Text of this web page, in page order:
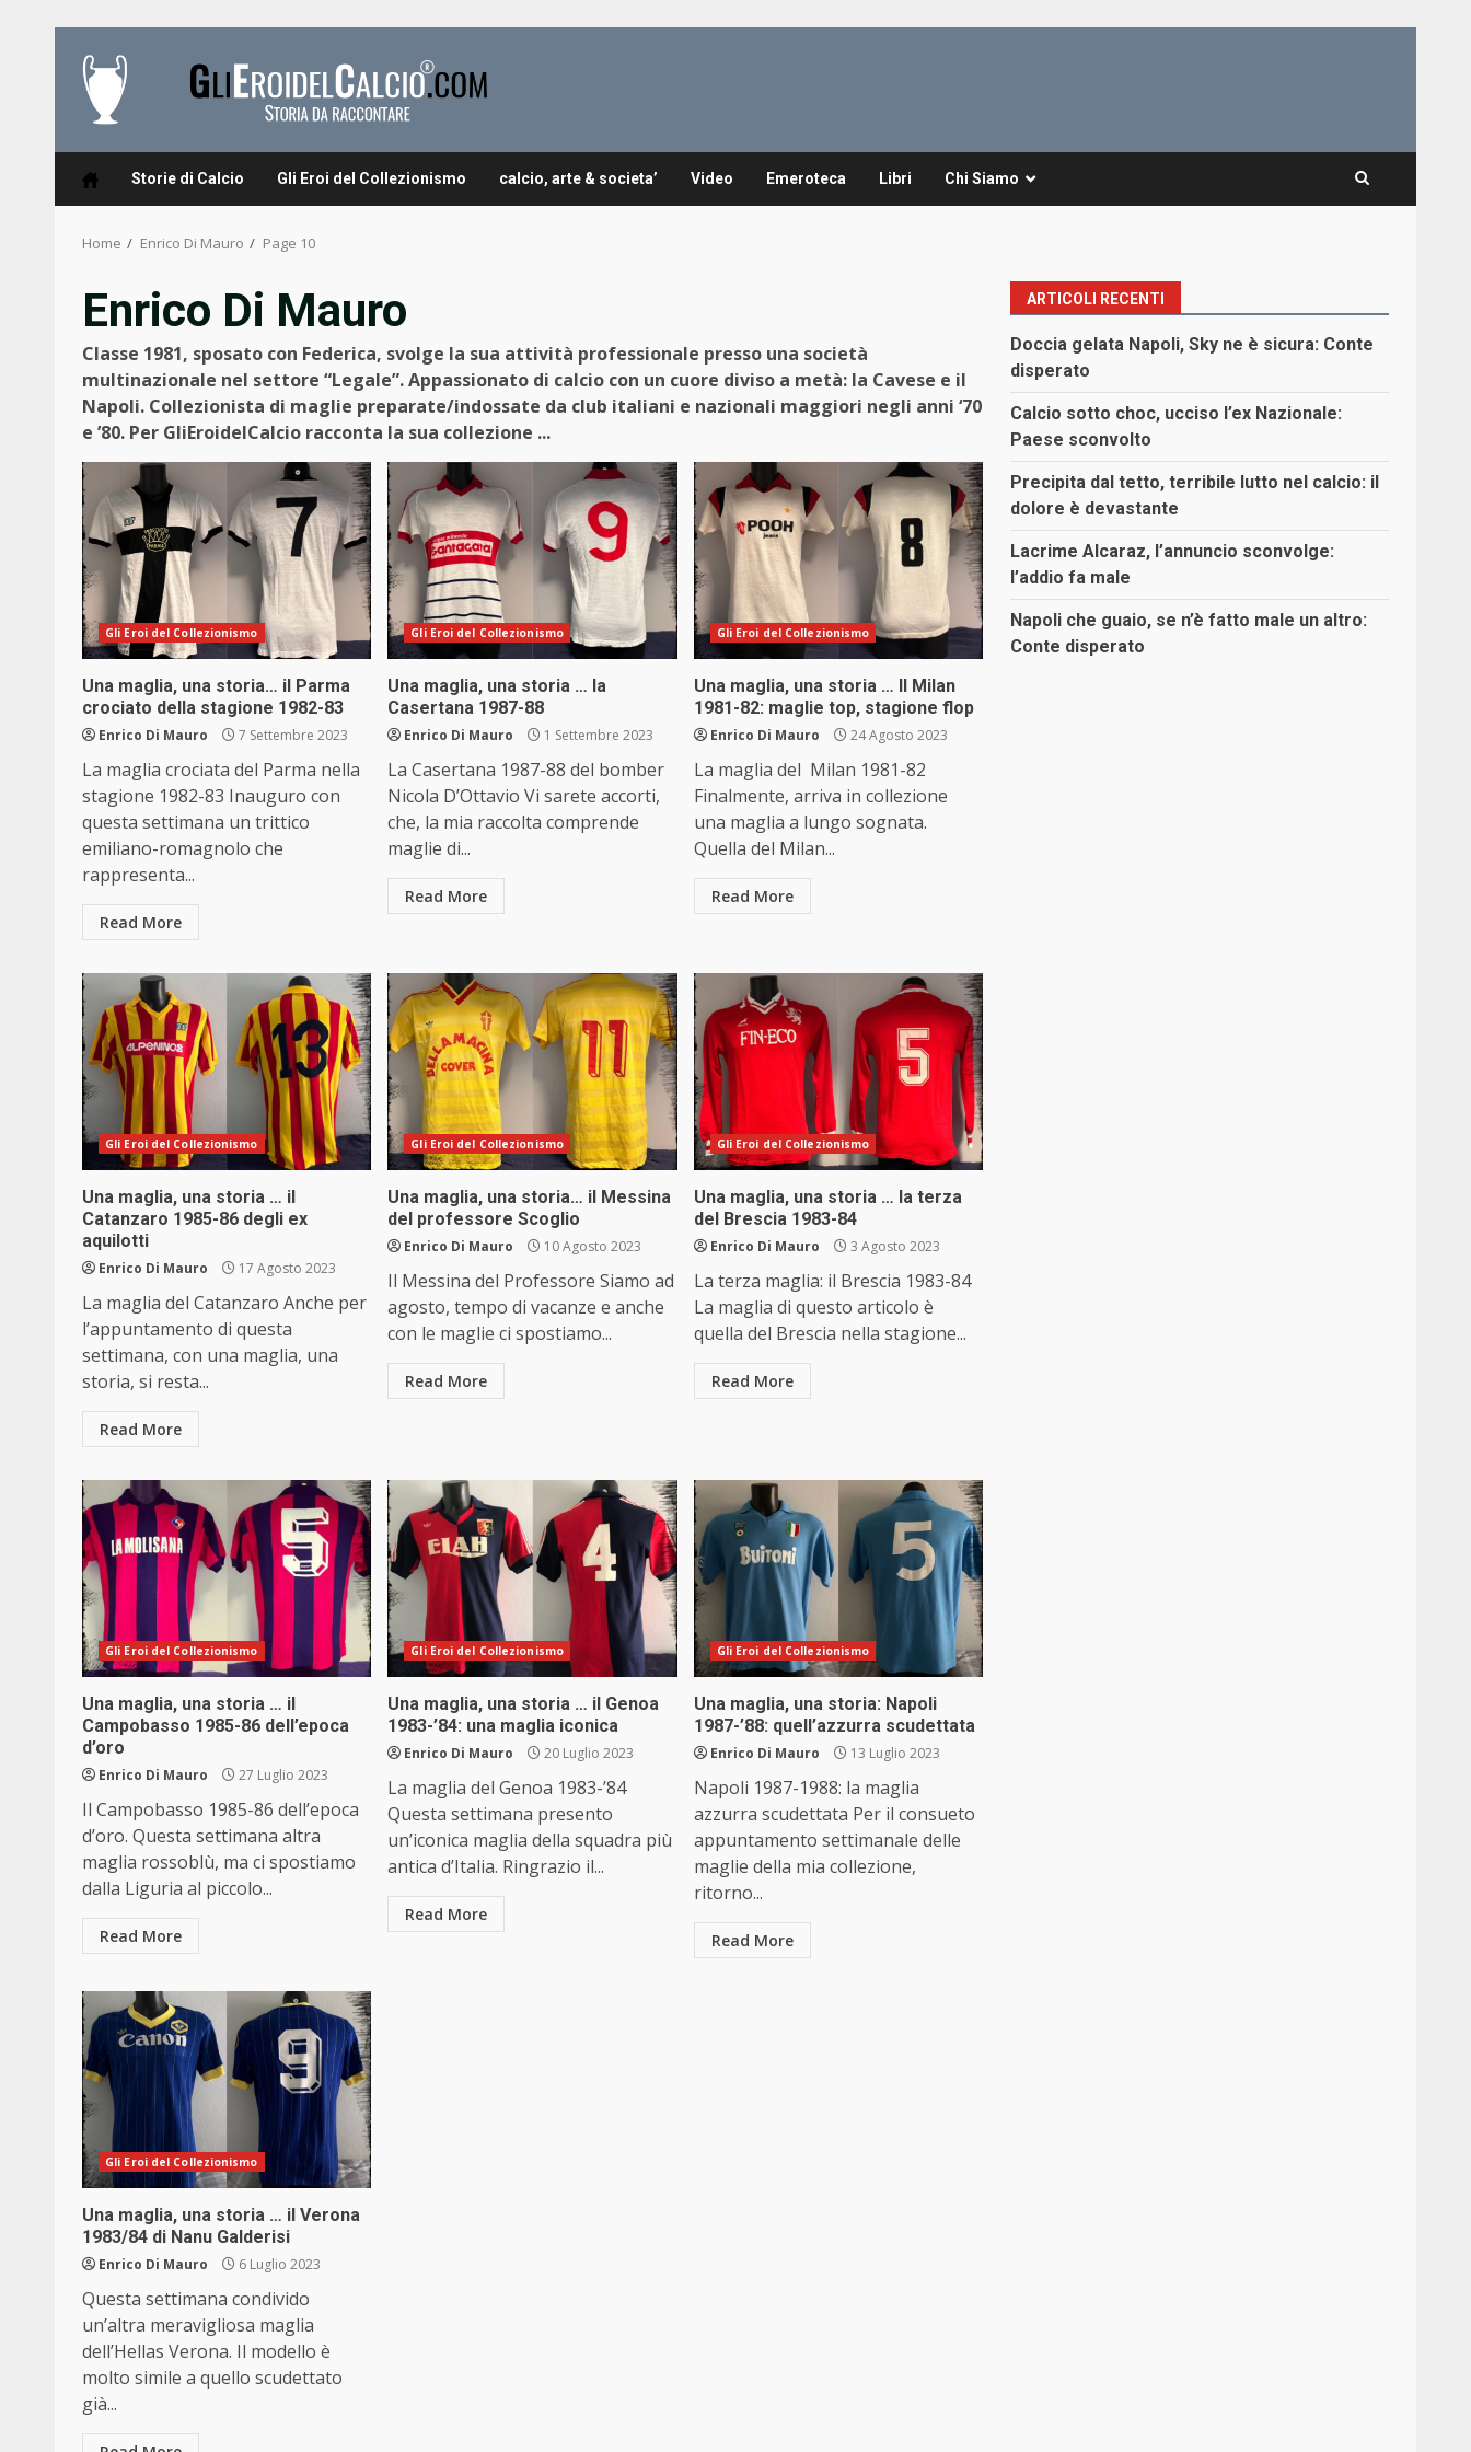
content
Storie di Calcio Gli Eroi del Collezionismo calcio, arte & societa’ Video Emeroteca Libri Chi Siamo
Home Enrico Di Mauro Page 10
Enrico Di Mauro
Classe 1981, sposato con Federica, svolge la sua attività professionale presso una società
multinazionale nel settore “Legale”. Appassionato di calcio con un cuore diviso a metà: la Cavese e il
Napoli. Collezionista di maglie preparate/indossate da club italiani e nazionali maggiori negli anni ‘70
e ’80. Per GliEroidelCalcio racconta la sua collezione ...
Gli Eroi del Collezionismo
Una maglia, una storia… il Parma
crociato della stagione 1982-83
Enrico Di Mauro 7 Settembre 2023
La maglia crociata del Parma nella
stagione 1982-83 Inauguro con
questa settimana un trittico
emiliano-romagnolo che
rappresenta...
Read More
Gli Eroi del Collezionismo
Una maglia, una storia … la
Casertana 1987-88
Enrico Di Mauro 1 Settembre 2023
La Casertana 1987-88 del bomber
Nicola D’Ottavio Vi sarete accorti,
che, la mia raccolta comprende
maglie di...
Read More
Gli Eroi del Collezionismo
Una maglia, una storia … Il Milan
1981-82: maglie top, stagione flop
Enrico Di Mauro 24 Agosto 2023
La maglia del Milan 1981-82
Finalmente, arriva in collezione
una maglia a lungo sognata.
Quella del Milan...
Read More
Gli Eroi del Collezionismo
Una maglia, una storia … il
Catanzaro 1985-86 degli ex
aquilotti
Enrico Di Mauro 17 Agosto 2023
La maglia del Catanzaro Anche per
l’appuntamento di questa
settimana, con una maglia, una
storia, si resta...
Read More
Gli Eroi del Collezionismo
Una maglia, una storia… il Messina
del professore Scoglio
Enrico Di Mauro 10 Agosto 2023
Il Messina del Professore Siamo ad
agosto, tempo di vacanze e anche
con le maglie ci spostiamo...
Read More
Gli Eroi del Collezionismo
Una maglia, una storia … la terza
del Brescia 1983-84
Enrico Di Mauro 3 Agosto 2023
La terza maglia: il Brescia 1983-84
La maglia di questo articolo è
quella del Brescia nella stagione...
Read More
Gli Eroi del Collezionismo
Una maglia, una storia … il
Campobasso 1985-86 dell’epoca
d’oro
Enrico Di Mauro 27 Luglio 2023
Il Campobasso 1985-86 dell’epoca
d’oro. Questa settimana altra
maglia rossoblù, ma ci spostiamo
dalla Liguria al piccolo...
Read More
Gli Eroi del Collezionismo
Una maglia, una storia … il Genoa
1983-’84: una maglia iconica
Enrico Di Mauro 20 Luglio 2023
La maglia del Genoa 1983-’84
Questa settimana presento
un’iconica maglia della squadra più
antica d’Italia. Ringrazio il...
Read More
Gli Eroi del Collezionismo
Una maglia, una storia: Napoli
1987-’88: quell’azzurra scudettata
Enrico Di Mauro 13 Luglio 2023
Napoli 1987-1988: la maglia
azzurra scudettata Per il consueto
appuntamento settimanale delle
maglie della mia collezione,
ritorno...
Read More
Gli Eroi del Collezionismo
Una maglia, una storia … il Verona
1983/84 di Nanu Galderisi
Enrico Di Mauro 6 Luglio 2023
Questa settimana condivido
un’altra meravigliosa maglia
dell’Hellas Verona. Il modello è
molto simile a quello scudettato
già...
ARTICOLI RECENTI
Doccia gelata Napoli, Sky ne è sicura: Conte
disperato
Calcio sotto choc, ucciso l’ex Nazionale:
Paese sconvolto
Precipita dal tetto, terribile lutto nel calcio: il
dolore è devastante
Lacrime Alcaraz, l’annuncio sconvolge:
l’addio fa male
Napoli che guaio, se n’è fatto male un altro:
Conte disperato